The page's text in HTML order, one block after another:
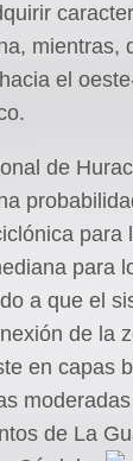
mientras,
el
de
para
para
a que el
de la
en capas
de La